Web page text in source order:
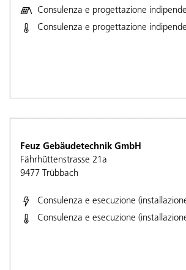
Consulenza e progettazione
Consulenza e progettazione
Feuz Gebäudetechnik GmbH
Fährhüttenstrasse 21a
9477 Trübbach
Consulenza e esecuzione
Consulenza e esecuzione